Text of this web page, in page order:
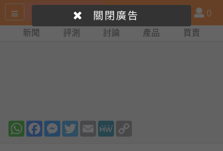
尋
產
品
比
會
員
0
新聞 評測 討論 產品 買賣
WhatsAppFacebookMessenger
TwitterEmail MeWe
關閉廣告